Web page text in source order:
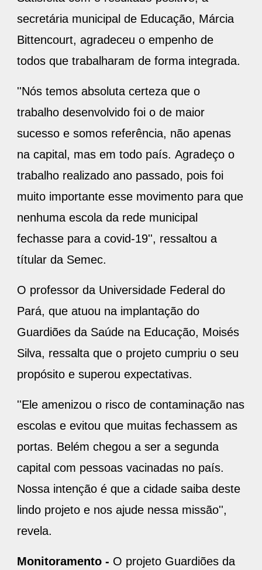
secretária municipal de Educação, Márcia
Bittencourt, agradeceu o empenho de
todos que trabalharam de forma integrada.
''Nós temos absoluta certeza que o
trabalho desenvolvido foi o de maior
sucesso e somos referência, não apenas
na capital, mas em todo país. Agradeço o
trabalho realizado ano passado, pois foi
muito importante esse movimento para que
nenhuma escola da rede municipal
fechasse para a covid-19'', ressaltou a
títular da Semec.
O professor da Universidade Federal do
Pará, que atuou na implantação do
Guardiões da Saúde na Educação, Moisés
Silva, ressalta que o projeto cumpriu o seu
propósito e superou expectativas.
''Ele amenizou o risco de contaminação nas
escolas e evitou que muitas fechassem as
portas. Belém chegou a ser a segunda
capital com pessoas vacinadas no país.
Nossa intenção é que a cidade saiba deste
lindo projeto e nos ajude nessa missão'',
revela.
Monitoramento - O projeto Guardiões da